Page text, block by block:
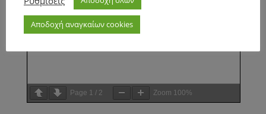
Page 1 / 2 Zoom 100%
Αποδοχή αναγκαίων cookies